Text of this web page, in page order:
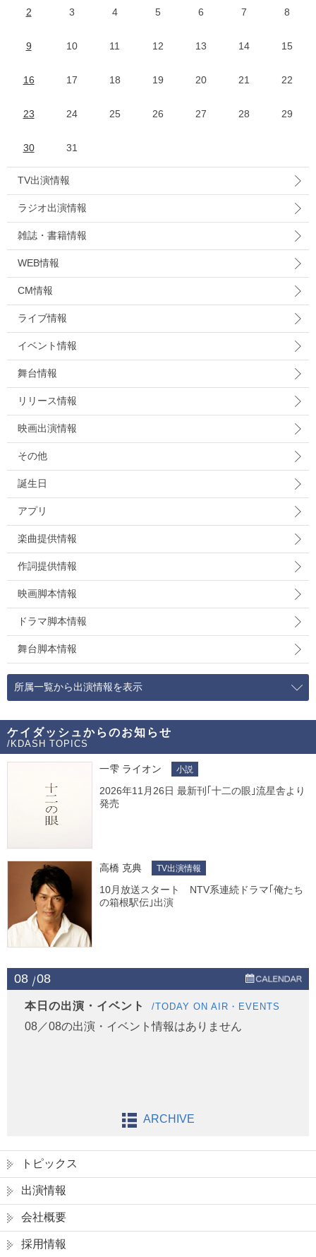
2 3 4 5 6 7 8
9 10 11 12 13 14 15
16 17 18 19 20 21 22
23 24 25 26 27 28 29
30 31
TV出演情報
ラジオ出演情報
雑誌・書籍情報
WEB情報
CM情報
ライブ情報
イベント情報
舞台情報
リリース情報
映画出演情報
その他
誕生日
アプリ
楽曲提供情報
作詞提供情報
映画脚本情報
ドラマ脚本情報
舞台脚本情報
所属一覧から出演情報を表示
ケイダッシュからのお知らせ
/KDASH TOPICS
一雫 ライオン 小説
2026年11月26日 最新刊｢十二の眼｣流星舎より
発売
高橋 克典 TV出演情報
10月放送スタート NTV系連続ドラマ｢俺たち
の箱根駅伝｣出演
08 08
本日の出演・イベント /TODAY ON AIR・EVENTS
08／08の出演・イベント情報はありません
ARCHIVE
トピックス
出演情報
会社概要
採用情報